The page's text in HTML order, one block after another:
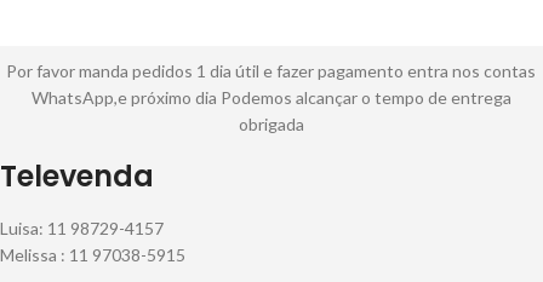
Por favor manda pedidos 1 dia útil e fazer pagamento entra nos contas
WhatsApp,e próximo dia Podemos alcançar o tempo de entrega
obrigada
Televenda
Luisa: 11 98729-4157
Melissa : 11 97038-5915